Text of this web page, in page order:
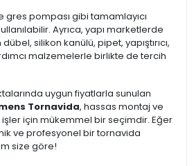
gres pompası gibi tamamlayıcı
Ayrıca, yapı marketlerde
silikon kanülü, pipet, yapıştırıcı,
malzemelerle birlikte de tercih
uygun fiyatlarla sunulan
Tornavida, hassas montaj ve
işler için mükemmel bir seçimdir. Eğer
ve profesyonel bir tornavida
size göre!